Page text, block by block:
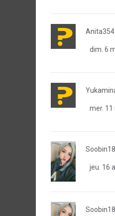
dim. 6
mer. 11
Soobin18
jeu. 16
Soobin18